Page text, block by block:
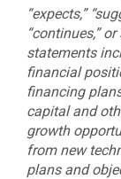
“expects,”
“continues,”
statements
financial
financing
capital and
growth
from new
plans and